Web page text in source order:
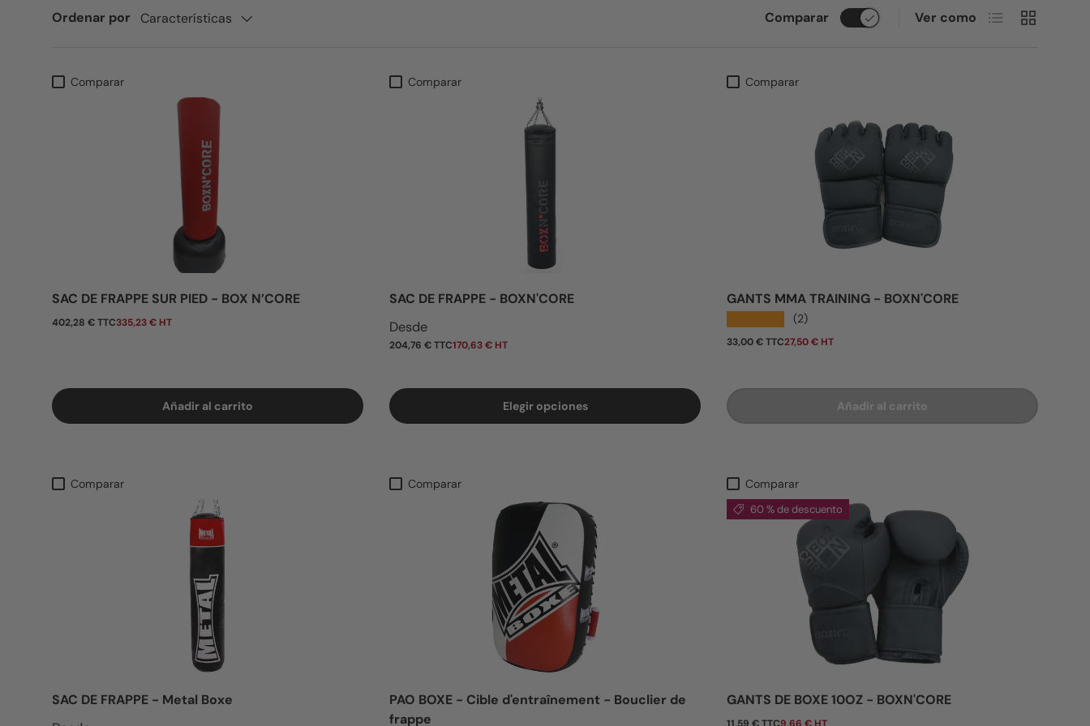
Ordenar por Características Comparar Ver como Lista Cuadrícula
Comparar
SAC DE FRAPPE SUR PIED - BOX N’CORE
Precio normal
402,28 € TTC335,23 € HT
Añadir al carrito
Comparar
SAC DE FRAPPE - BOXN'CORE
Precio normal
Desde
204,76 € TTC170,63 € HT
Elegir opciones
Comparar
GANTS MMA TRAINING - BOXN'CORE
(2)
Precio normal
33,00 € TTC27,50 € HT
Añadir al carrito
Comparar
SAC DE FRAPPE - Metal Boxe
Comparar
PAO BOXE - Cible d'entraînement - Bouclier de
frappe
Comparar
60 % de descuento
GANTS DE BOXE 10OZ - BOXN'CORE